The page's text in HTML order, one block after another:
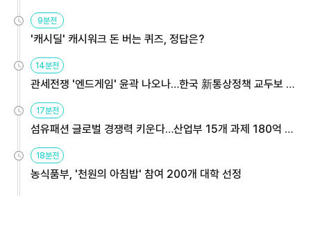
9분전
'캐시딜' 캐시워크 돈 버는 퀴즈, 정답은?
14분전
관세전쟁 '엔드게임' 윤곽 나오나…한국 新통상정책 교두보 활
17분전
섬유패션 글로벌 경쟁력 키운다…산업부 15개 과제 180억 지
18분전
농식품부, '천원의 아침밥' 참여 200개 대학 선정